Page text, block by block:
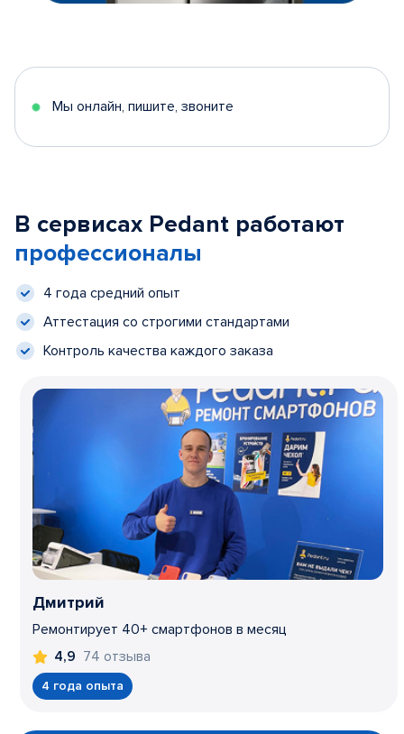
Мы онлайн, пишите, звоните
В сервисах Pedant работают
профессионалы
4 года средний опыт
Аттестация со строгими стандартами
Контроль качества каждого заказа
Дмитрий
Ремонтирует 40+ смартфонов в месяц
4,9 74 отзыва
4 года опыта